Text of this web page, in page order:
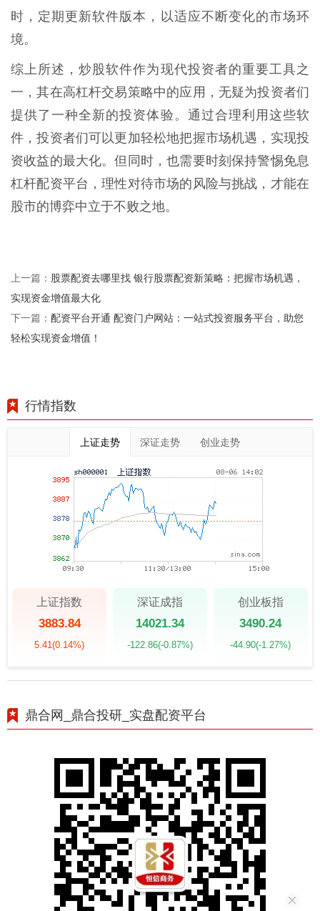
时，定期更新软件版本，以适应不断变化的市场环
境。
综上所述，炒股软件作为现代投资者的重要工具之
一，其在高杠杆交易策略中的应用，无疑为投资者们
提供了一种全新的投资体验。通过合理利用这些软
件，投资者们可以更加轻松地把握市场机遇，实现投
资收益的最大化。但同时，也需要时刻保持警惕免息
杠杆配资平台，理性对待市场的风险与挑战，才能在
股市的博弈中立于不败之地。
上一篇： 股票配资去哪里找 银行股票配资新策略：把握市场机遇，
实现资金增值最大化
下一篇： 配资平台开通 配资门户网站：一站式投资服务平台，助您
轻松实现资金增值！
行情指数
上证走势 深证走势 创业走势
上证指数
3883.84
5.41(0.14%)
深证成指
14021.34
-122.86(-0.87%)
创业板指
3490.24
-44.90(-1.27%)
鼎合网_鼎合投研_实盘配资平台